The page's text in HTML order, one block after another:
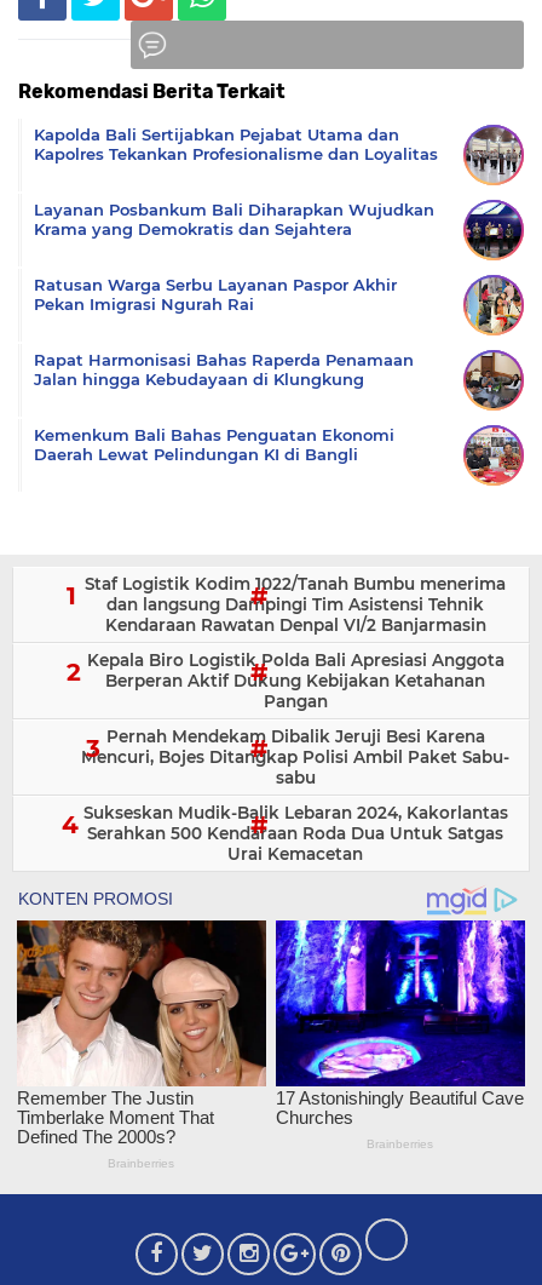
Rekomendasi Berita Terkait
Kapolda Bali Sertijabkan Pejabat Utama dan
Kapolres Tekankan Profesionalisme dan Loyalitas
Layanan Posbankum Bali Diharapkan Wujudkan
Krama yang Demokratis dan Sejahtera
Ratusan Warga Serbu Layanan Paspor Akhir
Pekan Imigrasi Ngurah Rai
Rapat Harmonisasi Bahas Raperda Penamaan
Jalan hingga Kebudayaan di Klungkung
Kemenkum Bali Bahas Penguatan Ekonomi
Daerah Lewat Pelindungan KI di Bangli
Staf Logistik Kodim 1022/Tanah Bumbu menerima
dan langsung Dampingi Tim Asistensi Tehnik
Kendaraan Rawatan Denpal VI/2 Banjarmasin
Kepala Biro Logistik Polda Bali Apresiasi Anggota
Berperan Aktif Dukung Kebijakan Ketahanan
Pangan
Pernah Mendekam Dibalik Jeruji Besi Karena
Mencuri, Bojes Ditangkap Polisi Ambil Paket Sabu-
sabu
Sukseskan Mudik-Balik Lebaran 2024, Kakorlantas
Serahkan 500 Kendaraan Roda Dua Untuk Satgas
Urai Kemacetan